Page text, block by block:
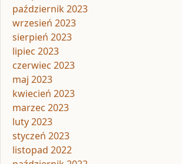
październik 2023
wrzesień 2023
sierpień 2023
lipiec 2023
czerwiec 2023
maj 2023
kwiecień 2023
marzec 2023
luty 2023
styczeń 2023
listopad 2022